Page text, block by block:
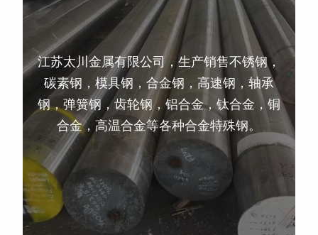
江苏太川金属有限公司，生产销售不锈钢，
碳素钢，模具钢，合金钢，高速钢，轴承
钢，弹簧钢，齿轮钢，铝合金，钛合金，铜
合金，高温合金等各种合金特殊钢。